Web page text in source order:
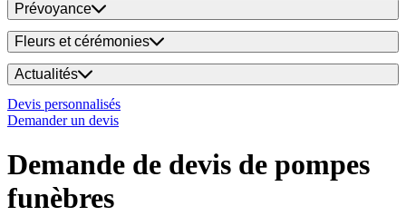
Prévoyance
Fleurs et cérémonies
Actualités
Devis personnalisés
Demander un devis
Demande de devis de pompes
funèbres